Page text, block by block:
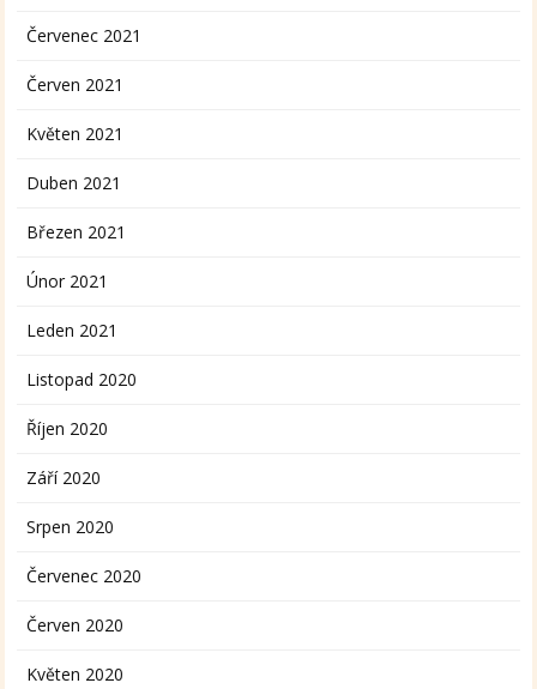
Červenec 2021
Červen 2021
Květen 2021
Duben 2021
Březen 2021
Únor 2021
Leden 2021
Listopad 2020
Říjen 2020
Září 2020
Srpen 2020
Červenec 2020
Červen 2020
Květen 2020